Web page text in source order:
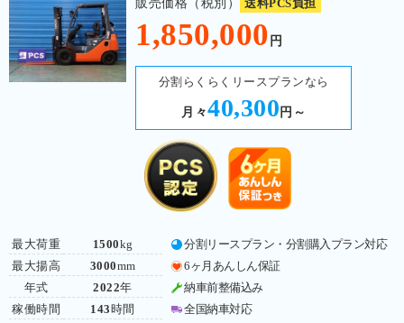
販売価格（税別） 送料PCS負担
1,850,000 円
分割らくらくリースプランなら
月々40,300 円～
最大荷重
最大揚高
年式
稼働時間
1500kg
3000mm
2022年
143 時間
分割リースプラン・分割購入プラン対応
6ヶ月あんしん保証
納車前整備込み
全国納車対応